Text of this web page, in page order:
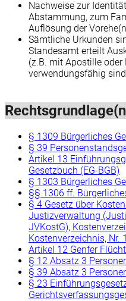
Nachweise zur
Abstammung, zum
Auflösung der
Sämtliche Urkunden
Standesamt erteilt
(z.B. mit Apostille
verwendungsfähig
§ 1309 Bürgerliches
§ 39
Artikel 13
Gesetzbuch (EG-BGB)
§ 1303 Bürgerliches
§§ 1306 ff.
§ 4 Gesetz über
Justizverwaltung
JVKostG),
Kostenverzeichnis, Nr.
Artikel 12 Genfer
§ 12 Absatz 3
§ 39 Absatz 3
§ 23